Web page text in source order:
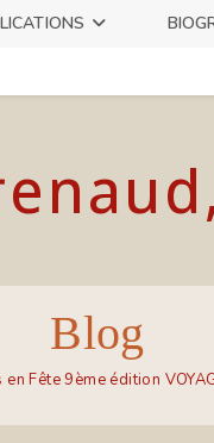
Blog
en Fête 9ème édition